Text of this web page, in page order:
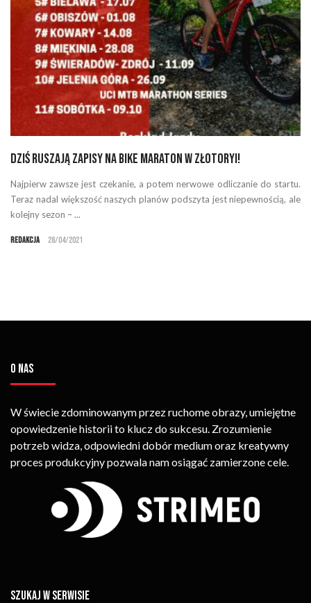
Dziś ruszają zapisy na Bike Maraton w Złotoryi!
Najpierw zawsze jest czekanie, a potem nerwowe odliczanie do startu.
Teraz nadal większość naszych planów podszyta jest niepewnością, ale
kolejny sezon – ...
Redakcja 28/04/2021
O NAS
W świecie zdominowanym przez ruchome obrazy, umiejętne
opowiedzenie historii to klucz do sukcesu. Zrozumienie
potrzeb widza, odpowiedni dobór medium oraz kreatywny
proces produkcyjny pozwala nam osiągać zamierzone cele.
SZUKAJ W SERWISIE